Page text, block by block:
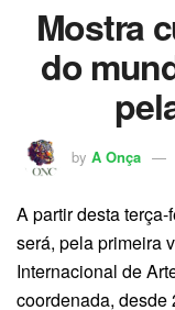
Mostra
do
by A Onça
A partir desta
será, pela primeira
Internacional de
coordenada,